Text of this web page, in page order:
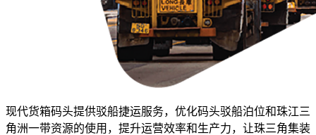
现代货箱码头提供驳船捷运服务，优化码头驳船泊位和珠江三
角洲一带资源的使用，提升运营效率和生产力，让珠三角集装